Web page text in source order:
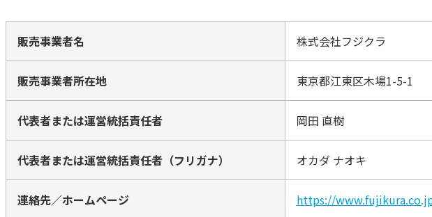
販売事業者名 株式会社フジクラ
販売事業者所在地 東京都江東区木場1-5-1
代表者または運営統括責任者 岡田 直樹
代表者または運営統括責任者（フリガナ） オカダ ナオキ
連絡先／ホームページ https://